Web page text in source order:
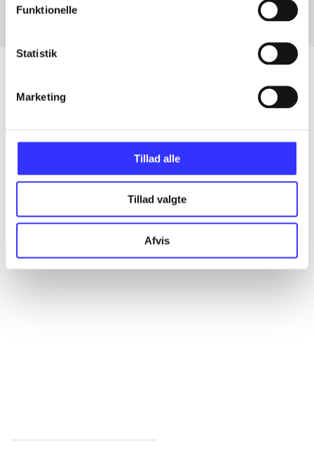
Funktionelle
Statistik
Marketing
Tillad alle
Tillad valgte
Afvis
...
...